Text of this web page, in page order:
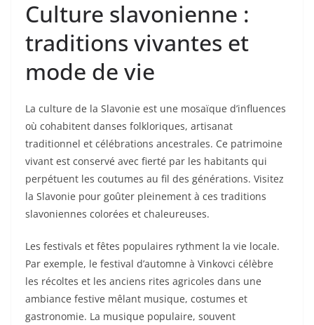
Culture slavonienne :
traditions vivantes et
mode de vie
La culture de la Slavonie est une mosaïque d’influences
où cohabitent danses folkloriques, artisanat
traditionnel et célébrations ancestrales. Ce patrimoine
vivant est conservé avec fierté par les habitants qui
perpétuent les coutumes au fil des générations. Visitez
la Slavonie pour goûter pleinement à ces traditions
slavoniennes colorées et chaleureuses.
Les festivals et fêtes populaires rythment la vie locale.
Par exemple, le festival d’automne à Vinkovci célèbre
les récoltes et les anciens rites agricoles dans une
ambiance festive mêlant musique, costumes et
gastronomie. La musique populaire, souvent